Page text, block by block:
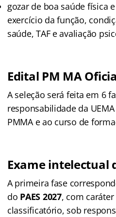
gozar de boa saúde física
exercício da função,
saúde, TAF e avaliação
Edital PM MA
A seleção será feita em 6
responsabilidade da
PMMA e ao curso de
Exame intelectual
A primeira fase
do PAES 2027, com
classificatório, sob